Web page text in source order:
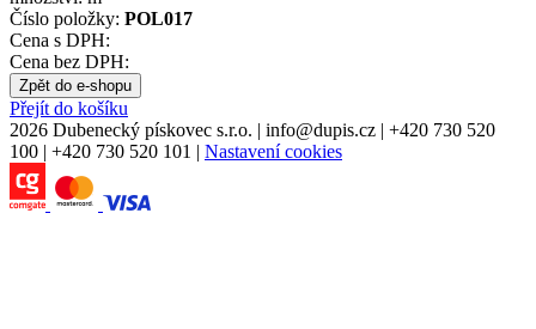
Číslo položky: POL017
Cena s DPH:
Cena bez DPH:
Zpět do e-shopu
Přejít do košíku
2026 Dubenecký pískovec s.r.o. | info@dupis.cz | +420 730 520
100 | +420 730 520 101 | Nastavení cookies